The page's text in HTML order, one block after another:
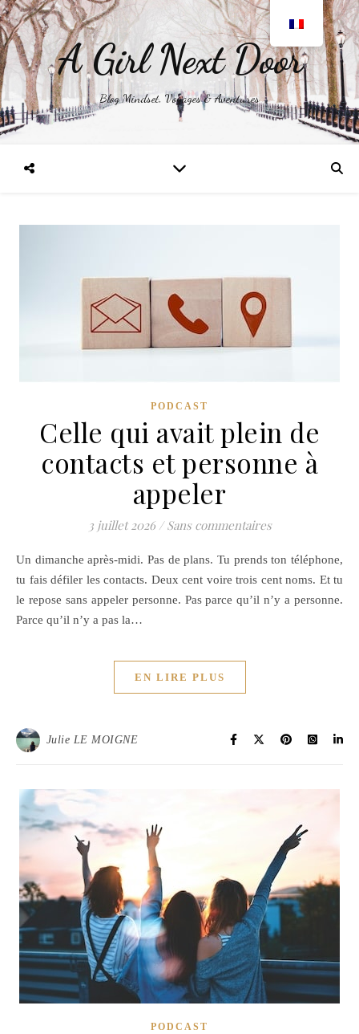
A Girl Next Door
Blog Mindset, Voyages & Aventures
PODCAST
Celle qui avait plein de
contacts et personne à
appeler
3 juillet 2026 / Sans commentaires
Un dimanche après-midi. Pas de plans. Tu prends ton téléphone,
tu fais défiler les contacts. Deux cent voire trois cent noms. Et tu
le repose sans appeler personne. Pas parce qu’il n’y a personne.
Parce qu’il n’y a pas la…
EN LIRE PLUS
Julie LE MOIGNE
PODCAST